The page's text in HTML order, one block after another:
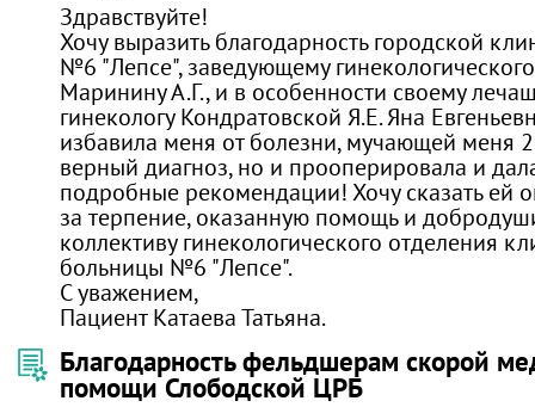
Здравствуйте!
Хочу выразить благодарность городской
№6 "Лепсе", заведующему
Маринину А.Г., и в особенности своему
гинекологу Кондратовской Я.Е. Яна
избавила меня от болезни, мучающей меня 2
верный диагноз, но и прооперировала и
подробные рекомендации! Хочу сказать ей
за терпение, оказанную помощь и
коллективу гинекологического отделения
больницы №6 "Лепсе".
С уважением,
Пациент Катаева Татьяна.
Благодарность фельдшерам скорой
помощи Слободской ЦРБ